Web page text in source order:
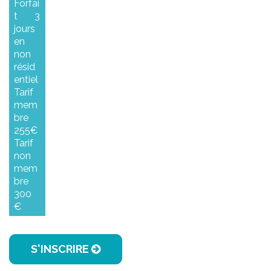
Forfai
t 3
jours
en
non
résid
entiel
Tarif
mem
bre
255€
Tarif
non
mem
bre
300
€
S'INSCRIRE